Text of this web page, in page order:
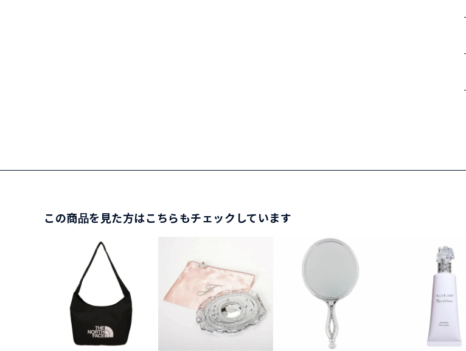
この商品を見た方はこちらもチェックしています